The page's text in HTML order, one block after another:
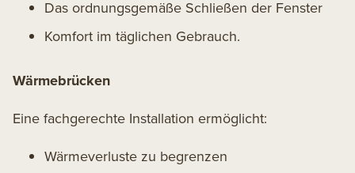
Das ordnungsgemäße Schließen der Fenster
Komfort im täglichen Gebrauch.
Wärmebrücken
Eine fachgerechte Installation ermöglicht:
Wärmeverluste zu begrenzen